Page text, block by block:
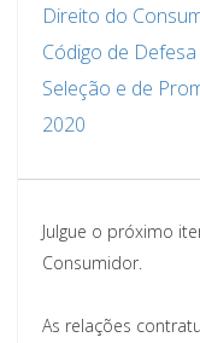
Direito do
Código de
Seleção e de
2020
Julgue o próximo
Consumidor.
As relações